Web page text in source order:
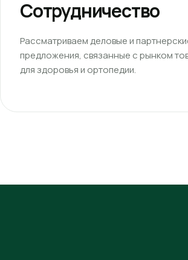
Сотрудничество
Рассматриваем деловые и
предложения, связанные с рынком
для здоровья и ортопедии.